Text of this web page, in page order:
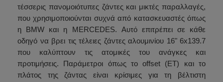
τέσσερις πανομοιότυπες ζάντες και μικτές παραλλαγές,
που χρησιμοποιούνται συχνά από κατασκευαστές όπως
η BMW και η MERCEDES. Αυτό επιτρέπει σε κάθε
οδηγό να βρει τις τέλειες ζάντες αλουμινίου 16" 6x139.7
που καλύπτουν τις ατομικές του ανάγκες και
προτιμήσεις. Παράμετροι όπως το offset (ET) και το
πλάτος της ζάντας είναι κρίσιμες για τη βέλτιστη